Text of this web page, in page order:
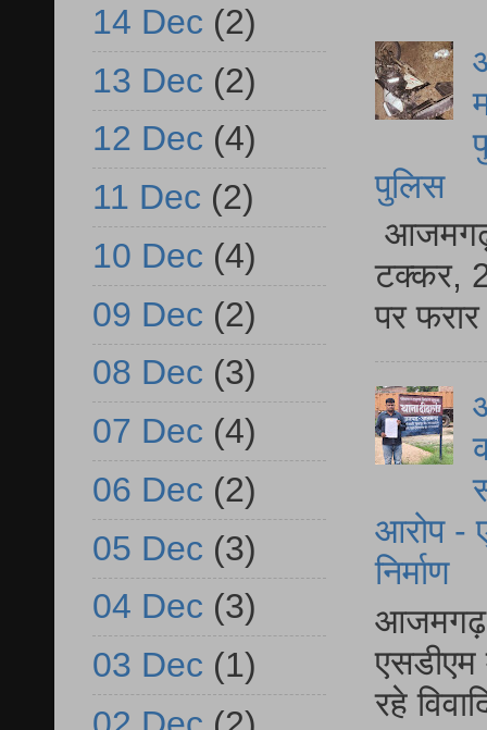
पुलिस
आजमगढ़
टक्कर,
पर
आरोप -
निर्माण
आजमगढ़
एसडीएम
रहे
14 Dec (2)
13 Dec (2)
12 Dec (4)
11 Dec (2)
10 Dec (4)
09 Dec (2)
08 Dec (3)
07 Dec (4)
06 Dec (2)
05 Dec (3)
04 Dec (3)
03 Dec (1)